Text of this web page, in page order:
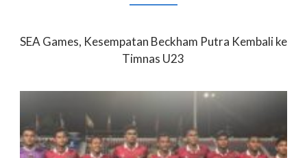
SEA Games, Kesempatan Beckham Putra Kembali ke
Timnas U23